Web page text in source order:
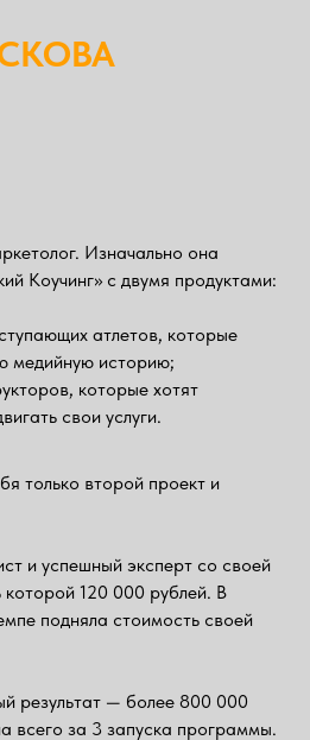
Изначально она
Коучинг» с двумя продуктами:
атлетов, которые
медийную историю;
которые хотят
свои услуги.
только второй проект и
и успешный эксперт со своей
120 000 рублей. В
подняла стоимость своей
результат — более 800 000
всего за 3 запуска программы.